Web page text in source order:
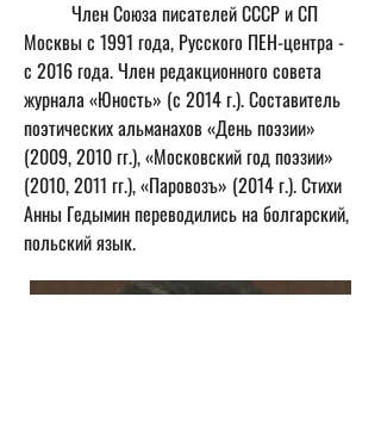
Москвы с 1991 года, Русского ПЕН-центра -
с 2016 года. Член редакционного совета
журнала «Юность» (с 2014 г.). Составитель
поэтических альманахов «День поэзии»
(2009, 2010 гг.), «Московский год поэзии»
(2010, 2011 гг.), «Паровозъ» (2014 г.). Стихи
Анны Гедымин переводились на болгарский,
польский язык.